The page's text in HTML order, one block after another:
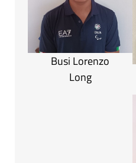
Busi Lorenzo
Long